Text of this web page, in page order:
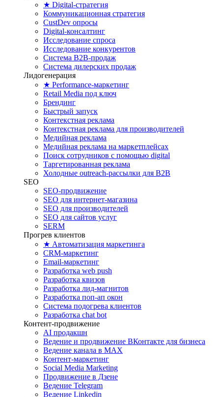
★ Digital-стратегия
Коммуникационная стратегия
CustDev опросы
Digital-консалтинг
Исследование спроса
Исследование конкурентов
Система B2B-продаж
Система дилерских продаж
Лидогенерация
★ Performance-маркетинг
Retail Media под ключ
Брендинг
Быстрый запуск
Контекстная реклама
Контекстная реклама для производителей
Медийная реклама
Медийная реклама на маркетплейсах
Поиск сотрудников с помощью digital
Таргетированная реклама
Холодные outreach-рассылки для B2B
SEO
SEO-продвижение
SEO для интернет-магазина
SEO для производителей
SEO для сайтов услуг
SERM
Прогрев клиентов
★ Автоматизация маркетинга
CRM-маркетинг
Email-маркетинг
Разработка web push
Разработка квизов
Разработка лид-магнитов
Разработка поп-ап окон
Система подогрева клиентов
Разработка chat bot
Контент-продвижение
AI продакшн
Ведение и продвижение ВКонтакте для бизнеса
Ведение канала в MAX
Контент-маркетинг
Social Media Marketing
Продвижение в Дзене
Ведение Telegram
Ведение Linkedin